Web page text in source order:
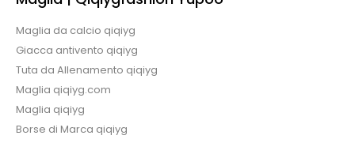
Maglia da calcio qiqiyg
Giacca antivento qiqiyg
Tuta da Allenamento qiqiyg
Maglia qiqiyg.com
Maglia qiqiyg
Borse di Marca qiqiyg